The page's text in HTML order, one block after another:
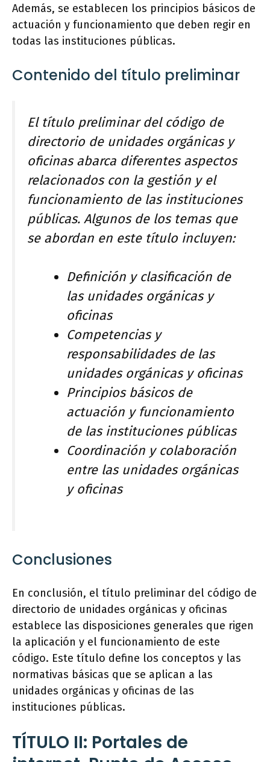
Además, se establecen los principios básicos de
actuación y funcionamiento que deben regir en
todas las instituciones públicas.
Contenido del título preliminar
El título preliminar del código de
directorio de unidades orgánicas y
oficinas abarca diferentes aspectos
relacionados con la gestión y el
funcionamiento de las instituciones
públicas. Algunos de los temas que
se abordan en este título incluyen:
Definición y clasificación de
las unidades orgánicas y
oficinas
Competencias y
responsabilidades de las
unidades orgánicas y oficinas
Principios básicos de
actuación y funcionamiento
de las instituciones públicas
Coordinación y colaboración
entre las unidades orgánicas
y oficinas
Conclusiones
En conclusión, el título preliminar del código de
directorio de unidades orgánicas y oficinas
establece las disposiciones generales que rigen
la aplicación y el funcionamiento de este
código. Este título define los conceptos y las
normativas básicas que se aplican a las
unidades orgánicas y oficinas de las
instituciones públicas.
TÍTULO II: Portales de